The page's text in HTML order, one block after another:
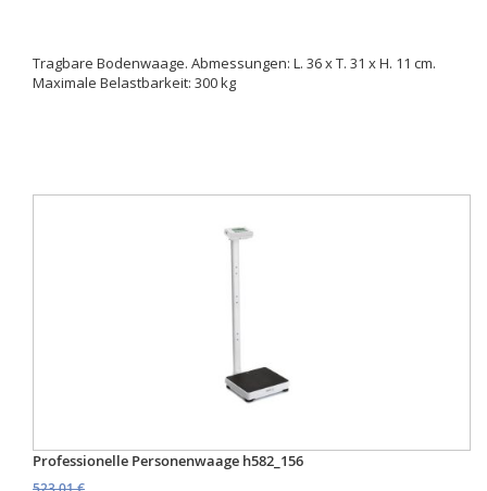
Tragbare Bodenwaage. Abmessungen: L. 36 x T. 31 x H. 11 cm.
Maximale Belastbarkeit: 300 kg
Professionelle Personenwaage h582_156